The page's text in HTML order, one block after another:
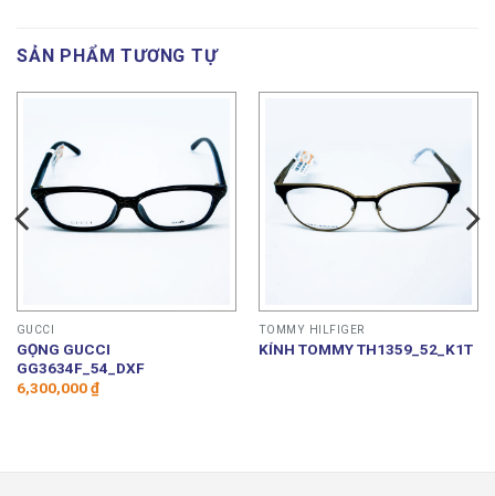
SẢN PHẨM TƯƠNG TỰ
GUCCI
GỌNG GUCCI
GG3634F_54_DXF
6,300,000₫
TOMMY HILFIGER
KÍNH TOMMY TH1359_52_K1T